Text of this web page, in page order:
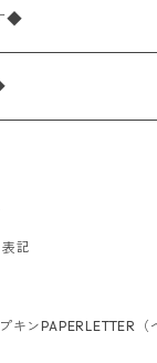
ズ）
・ドリンク柄
ビエンテ
Design
フレア
◆
記
ンPAPERLETTER（